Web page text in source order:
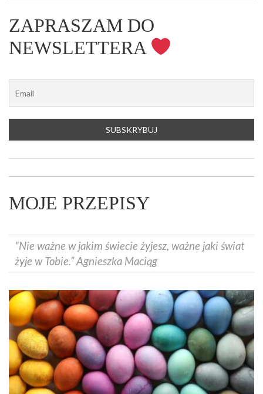
ZAPRASZAM DO
NEWSLETTERA
MOJE PRZEPISY
"Nie ważne w jakim świecie żyjesz, ważne jaki świat
żyje w Tobie.” Agnieszka Maciąg